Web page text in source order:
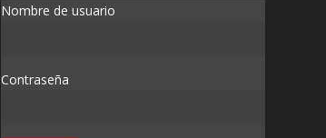
Nombre de usuario
Contraseña